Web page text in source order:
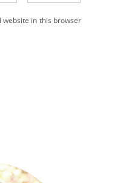
website in this browser